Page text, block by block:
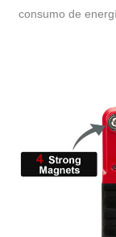
consumo de